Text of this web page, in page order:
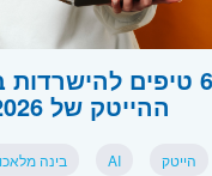
6 טיפים
ההייטק של 2026
הייטק AI בינה